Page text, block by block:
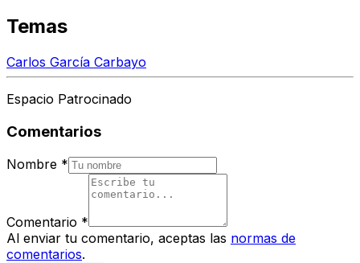
Temas
Carlos García Carbayo
Espacio Patrocinado
Comentarios
Nombre *
Comentario *
Al enviar tu comentario, aceptas las normas de
comentarios.